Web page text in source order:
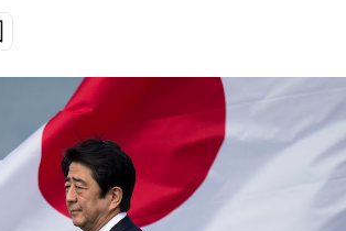
Mondiali calcio 2026